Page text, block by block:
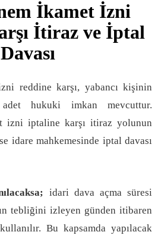
İkamet İzni
İtiraz ve İptal
Davası
reddine karşı, yabancı kişinin
hukuki imkan mevcuttur.
izni iptaline karşı itiraz yolunun
idare mahkemesinde iptal davası
idari dava açma süresi
tebliğini izleyen günden itibaren
Bu kapsamda yapılacak